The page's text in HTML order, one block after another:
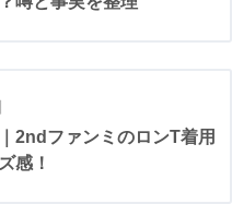
2ndファンミのロンT着用
感！